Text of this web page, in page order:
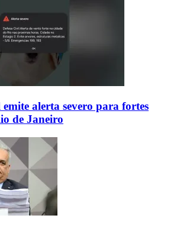
alerta severo para fortes
de Janeiro